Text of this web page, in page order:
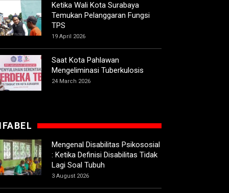
Ketika Wali Kota Surabaya
Temukan Pelanggaran Fungsi
TPS
19 April 2026
Saat Kota Pahlawan
Mengeliminasi Tuberkulosis
24 March 2026
Mengenal Disabilitas Psikososial
: Ketika Definisi Disabilitas Tidak
Lagi Soal Tubuh
3 August 2026